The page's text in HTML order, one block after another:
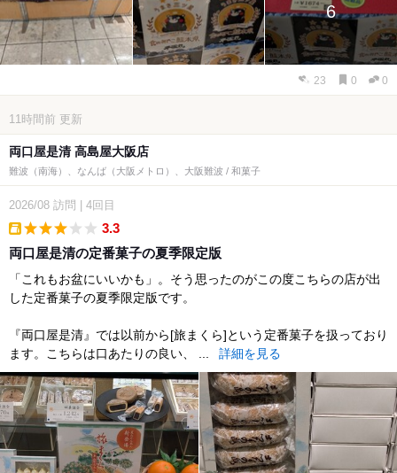
6
23 0 0
11時間前 更新
両口屋是清 高島屋大阪店
難波（南海）、なんば（大阪メトロ）、大阪難波 / 和菓子
2026/08 訪問 4回目
3.3
両口屋是清の定番菓子の夏季限定版
「これもお盆にいいかも」。そう思ったのがこの度こちらの店が出
した定番菓子の夏季限定版です。
『両口屋是清』では以前から[旅まくら]という定番菓子を扱っており
ます。こちらは口あたりの良い、 ...
詳細を見る